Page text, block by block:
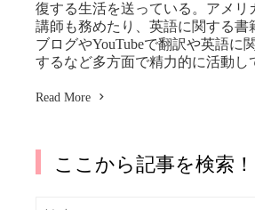
復する生活を送っている。アメリ
講師も務めたり、英語に関する書
ブログやYouTubeで翻訳や英語に
するなど多方面で精力的に活動し
Read More
ここから記事を検索！